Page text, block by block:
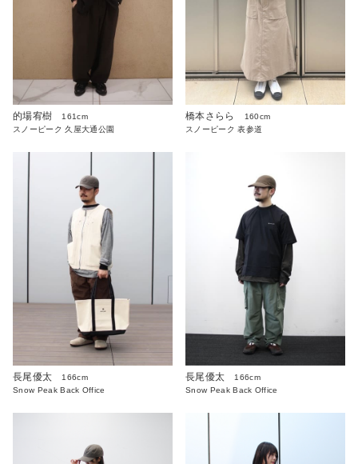
的場宥樹
161cm
スノーピーク 久屋大通公園
橋本さらら
160cm
スノーピーク 表参道
長尾優太
166cm
Snow Peak Back Office
長尾優太
166cm
Snow Peak Back Office